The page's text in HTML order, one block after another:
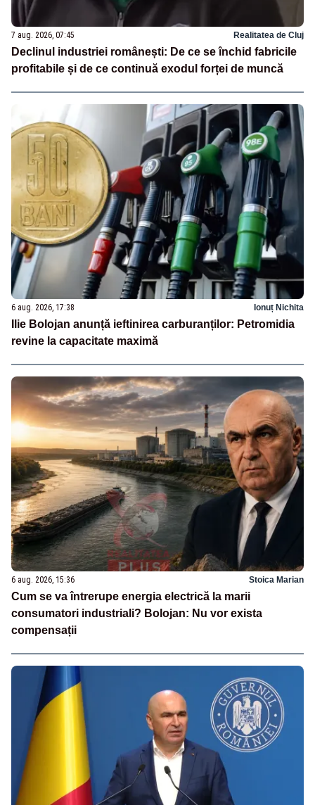
7 aug. 2026, 07:45 Realitatea de Cluj
Declinul industriei românești: De ce se închid fabricile
profitabile și de ce continuă exodul forței de muncă
6 aug. 2026, 17:38 Ionuț Nichita
Ilie Bolojan anunță ieftinirea carburanților: Petromidia
revine la capacitate maximă
6 aug. 2026, 15:36 Stoica Marian
Cum se va întrerupe energia electrică la marii
consumatori industriali? Bolojan: Nu vor exista
compensații